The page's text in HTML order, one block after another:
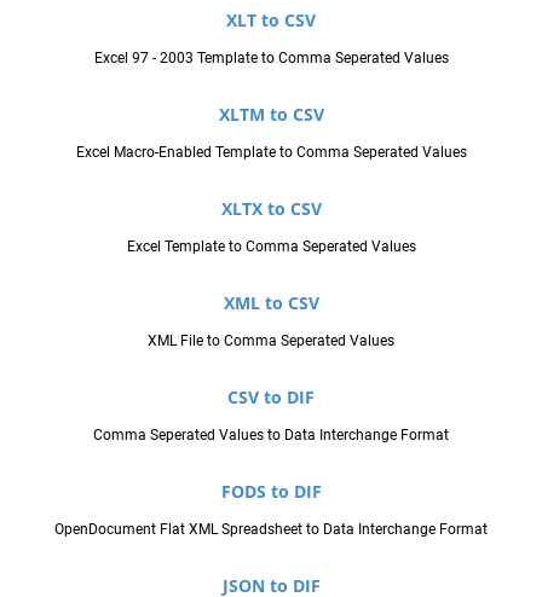
XLT to CSV
Excel 97 - 2003 Template to Comma Seperated Values
XLTM to CSV
Excel Macro-Enabled Template to Comma Seperated Values
XLTX to CSV
Excel Template to Comma Seperated Values
XML to CSV
XML File to Comma Seperated Values
CSV to DIF
Comma Seperated Values to Data Interchange Format
FODS to DIF
OpenDocument Flat XML Spreadsheet to Data Interchange Format
JSON to DIF